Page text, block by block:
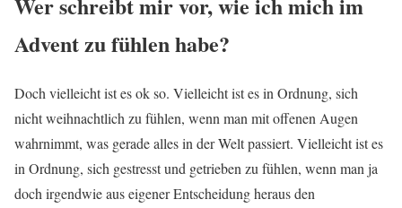
Advent zu fühlen habe?
Doch vielleicht ist es ok so. Vielleicht ist es in Ordnung, sich
nicht weihnachtlich zu fühlen, wenn man mit offenen Augen
wahrnimmt, was gerade alles in der Welt passiert. Vielleicht ist es
in Ordnung, sich gestresst und getrieben zu fühlen, wenn man ja
doch irgendwie aus eigener Entscheidung heraus den